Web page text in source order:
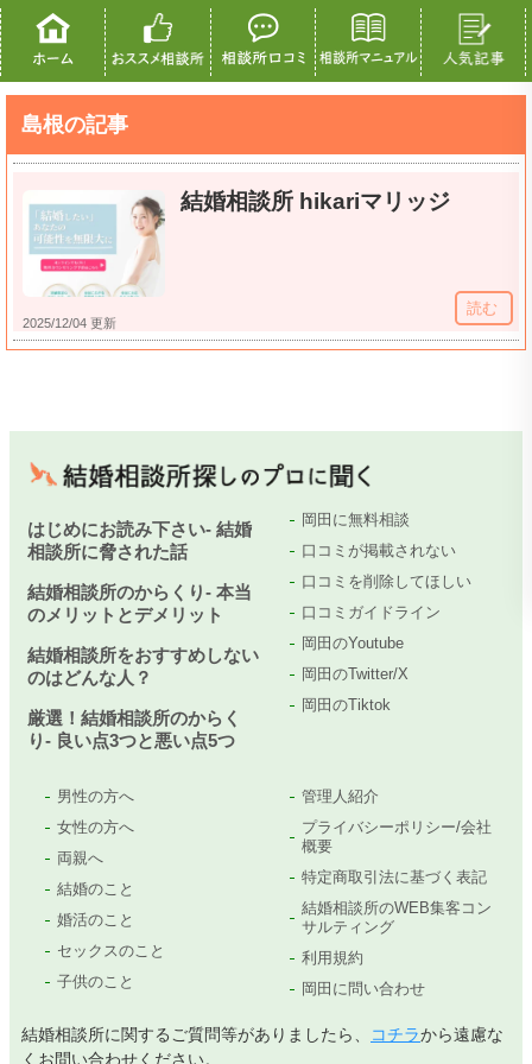
島根の記事
2025/12/04 更新
結婚相談所 hikariマリッジ
読む
はじめにお読み下さい- 結婚
相談所に脅された話
結婚相談所のからくり- 本当
のメリットとデメリット
結婚相談所をおすすめしない
のはどんな人？
厳選！結婚相談所のからく
り- 良い点3つと悪い点5つ
岡田に無料相談
口コミが掲載されない
口コミを削除してほしい
口コミガイドライン
岡田のYoutube
岡田のTwitter/X
岡田のTiktok
男性の方へ
女性の方へ
両親へ
結婚のこと
婚活のこと
セックスのこと
子供のこと
管理人紹介
プライバシーポリシー/会社
概要
特定商取引法に基づく表記
結婚相談所のWEB集客コン
サルティング
利用規約
岡田に問い合わせ
結婚相談所に関するご質問等がありましたら、 コチラから遠慮な
くお問い合わせください。